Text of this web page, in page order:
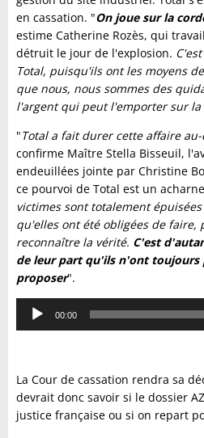
en cassation. "On joue sur la
estime Catherine Rozès, qui
détruit le jour de l'explosion.
Total, puisqu'ils ont les moyens
que nous, nous sommes des
l'argent qui peut l'emporter sur
"Total a fait durer cette affaire
confirme Maître Stella Bisseuil,
endeuillées jointe par Christine
ce pourvoi de Total est un
victimes sont totalement
qu'elles ont été obligées de faire,
reconnaître la vérité. C'est
de leur part qu'ils n'ont toujours
proposer".
Lecteur
audio
00:00
La Cour de cassation rendra sa
devrait donc savoir si le dossier
justice française ou si on repart